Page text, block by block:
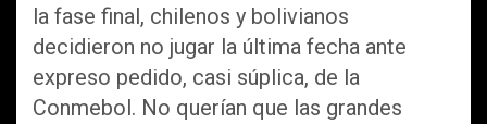
la fase final, chilenos y bolivianos
decidieron no jugar la última fecha ante
expreso pedido, casi súplica, de la
Conmebol. No querían que las grandes